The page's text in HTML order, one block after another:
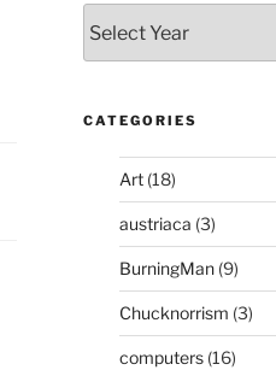
CATEGORIES
Art(18)
austriaca (3)
BurningMan(9)
Chucknorrism (3)
computers(16)